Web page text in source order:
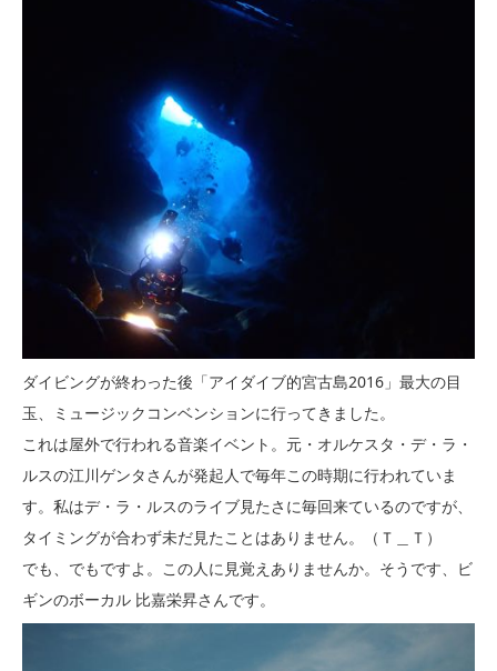
ダイビングが終わった後「アイダイブ的宮古島2016」最大の目
玉、ミュージックコンベンションに行ってきました。
これは屋外で行われる音楽イベント。元・オルケスタ・デ・ラ・
ルスの江川ゲンタさんが発起人で毎年この時期に行われていま
す。私はデ・ラ・ルスのライブ見たさに毎回来ているのですが、
タイミングが合わず未だ見たことはありません。（Ｔ＿Ｔ）
でも、でもですよ。この人に見覚えありませんか。そうです、ビ
ギンのボーカル 比嘉栄昇さんです。